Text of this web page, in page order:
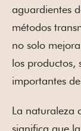
aguardientes
métodos
no solo
los productos,
importantes
La naturaleza
significa que